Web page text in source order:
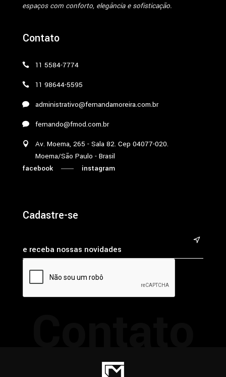
espaços com conforto, elegância e sofisticação.
Contato
11 5584-7774
11 98644-5595
administrativo@fernandamoreira.com.br
fernando@fmod.com.br
Av. Moema, 265 - Sala 82. Cep 04077-020.
Moema/São Paulo - Brasil
facebook
instagram
Cadastre-se
&